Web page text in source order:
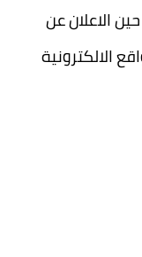
الاعلان عن
الالكترونية